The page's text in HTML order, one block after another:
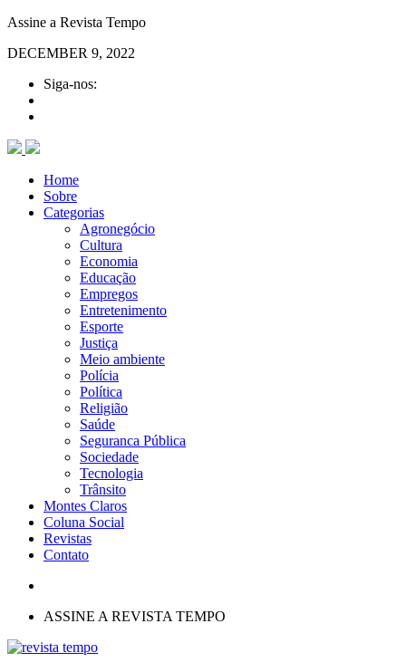
Assine a Revista Tempo
DECEMBER 9, 2022
Siga-nos:
Home
Sobre
Categorias
Agronegócio
Cultura
Economia
Educação
Empregos
Entretenimento
Esporte
Justiça
Meio ambiente
Polícia
Política
Religião
Saúde
Seguranca Pública
Sociedade
Tecnologia
Trânsito
Montes Claros
Coluna Social
Revistas
Contato
ASSINE A REVISTA TEMPO